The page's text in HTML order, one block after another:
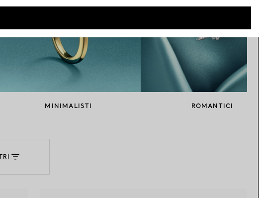
Come scegliere il tuo anello di
MINIMALISTI ROMANTICI